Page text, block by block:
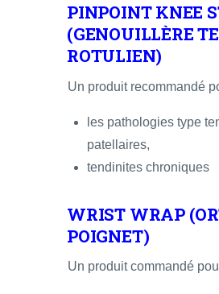
PINPOINT KNEE
(GENOUILLÈRE
ROTULIEN)
Un produit recommandé
les pathologies type
patellaires,
tendinites chroniques
WRIST WRAP
POIGNET)
Un produit commandé